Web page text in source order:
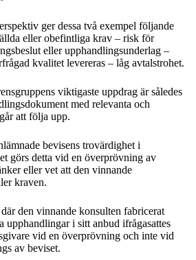
ger dessa två exempel följande
eller obefintliga krav – risk för
eller upphandlingsunderlag –
kvalitet levereras – låg avtalstrohet.
viktigaste uppdrag är således
med relevanta och
att följa upp.
bevisens trovärdighet i
görs detta vid en överprövning av
eller vet att den vinnande
kraven.
den vinnande konsulten fabricerat
upphandlingar i sitt anbud ifrågasattes
vid en överprövning och inte vid
av beviset.